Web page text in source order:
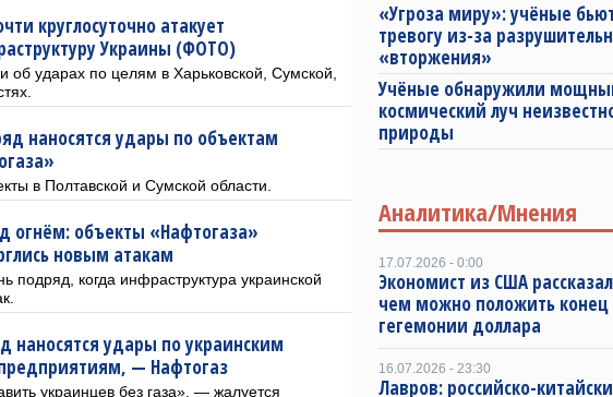
круглосуточно атакует
Украины (ФОТО)
об ударах по целям в Харьковской, Сумской,
наносятся удары по объектам
в Полтавской и Сумской области.
огнём: объекты «Нафтогаза»
новым атакам
подряд, когда инфраструктура украинской
наносятся удары по украинским
— Нафтогаз
украинцев без газа», — жалуется
«Угроза миру»: учёные
тревогу из-за
«вторжения»
Учёные обнаружили
космический луч
природы
Аналитика/Мнения
17.07.2026 - 0:00
Экономист из США
чем можно положить конец
гегемонии доллара
16.07.2026 - 23:30
Лавров: российско-